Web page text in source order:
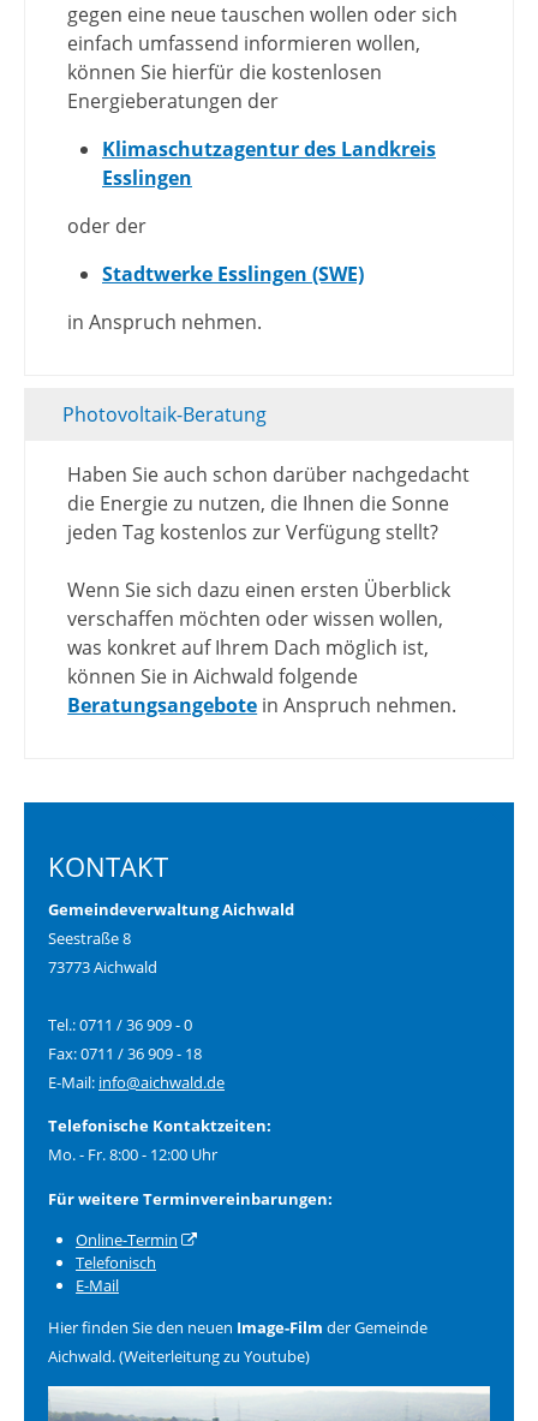
gegen eine neue tauschen wollen oder sich
einfach umfassend informieren wollen,
können Sie hierfür die kostenlosen
Energieberatungen der
Klimaschutzagentur des Landkreis
Esslingen
oder der
Stadtwerke Esslingen (SWE)
in Anspruch nehmen.
Photovoltaik-Beratung
Haben Sie auch schon darüber nachgedacht
die Energie zu nutzen, die Ihnen die Sonne
jeden Tag kostenlos zur Verfügung stellt?
Wenn Sie sich dazu einen ersten Überblick
verschaffen möchten oder wissen wollen,
was konkret auf Ihrem Dach möglich ist,
können Sie in Aichwald folgende
Beratungsangebote in Anspruch nehmen.
KONTAKT
Gemeindeverwaltung Aichwald
Seestraße 8
73773 Aichwald
Tel.: 0711 / 36 909 - 0
Fax: 0711 / 36 909 - 18
E-Mail: info@aichwald.de
Telefonische Kontaktzeiten:
Mo. - Fr. 8:00 - 12:00 Uhr
Für weitere Terminvereinbarungen:
Online-Termin
Telefonisch
E-Mail
Hier finden Sie den neuen Image-Film der Gemeinde
Aichwald. (Weiterleitung zu Youtube)